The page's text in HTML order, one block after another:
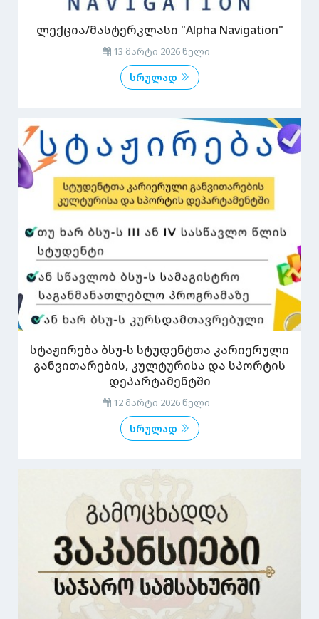
ლექცია/მასტერკლასი "Alpha Navigation"
13 მარტი 2026 წელი
სრულად
სტაჟირება ბსუ-ს სტუდენტთა კარიერული
განვითარების, კულტურისა და სპორტის
დეპარტამენტში
12 მარტი 2026 წელი
სრულად